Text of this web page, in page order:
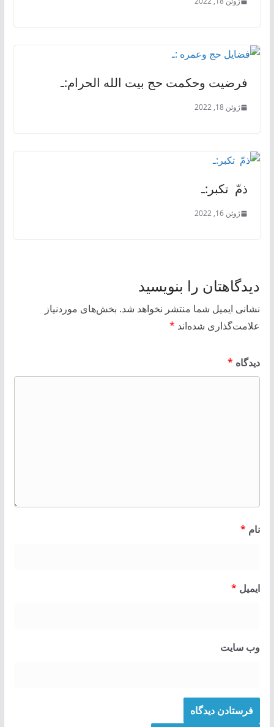
فرضیت وحکمت حج بیت الله الحرام:ـ
ژوئن 18, 2022
ذمّ تکبر:ـ
ژوئن 16, 2022
دیدگاهتان را بنویسید
نشانی ایمیل شما منتشر نخواهد شد. بخش‌های موردنیاز
علامت‌گذاری شده‌اند *
دیدگاه *
نام *
ایمیل *
وب‌ سایت